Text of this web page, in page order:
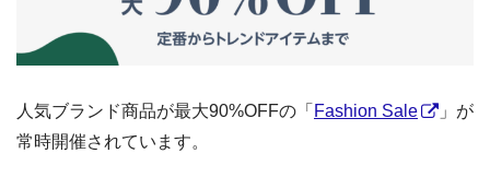
人気ブランド商品が最大90%OFFの「 Fashion Sale
」が
常時開催されています。